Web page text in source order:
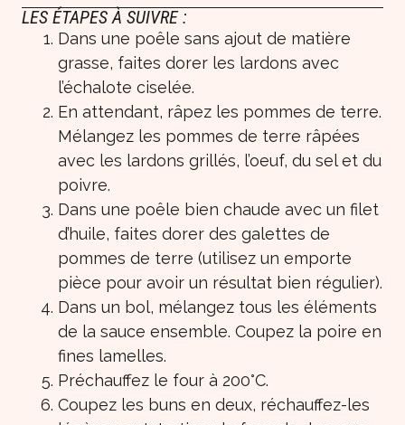
LES ÉTAPES À SUIVRE :
Dans une poêle sans ajout de matière
grasse, faites dorer les lardons avec
l’échalote ciselée.
En attendant, râpez les pommes de terre.
Mélangez les pommes de terre râpées
avec les lardons grillés, l’oeuf, du sel et du
poivre.
Dans une poêle bien chaude avec un filet
d’huile, faites dorer des galettes de
pommes de terre (utilisez un emporte
pièce pour avoir un résultat bien régulier).
Dans un bol, mélangez tous les éléments
de la sauce ensemble. Coupez la poire en
fines lamelles.
Préchauffez le four à 200°C.
Coupez les buns en deux, réchauffez-les